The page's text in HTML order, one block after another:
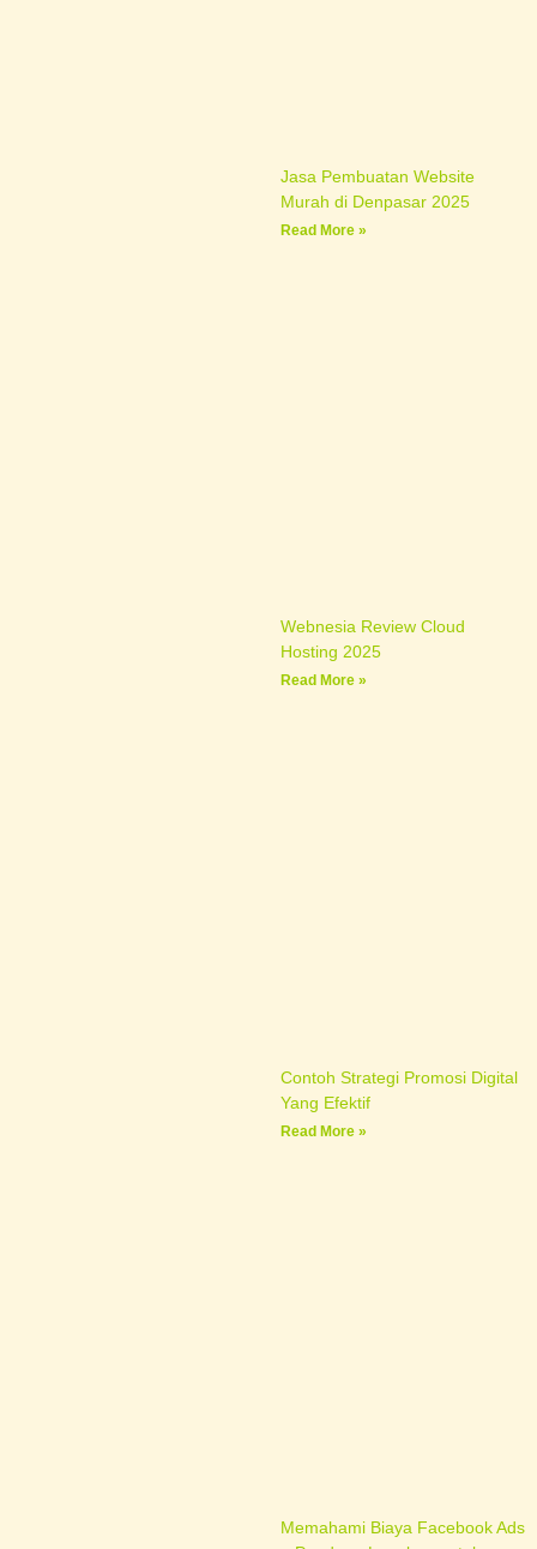
Jasa Pembuatan Website
Murah di Denpasar 2025
Read More »
Webnesia Review Cloud
Hosting 2025
Read More »
Contoh Strategi Promosi Digital
Yang Efektif
Read More »
Memahami Biaya Facebook Ads